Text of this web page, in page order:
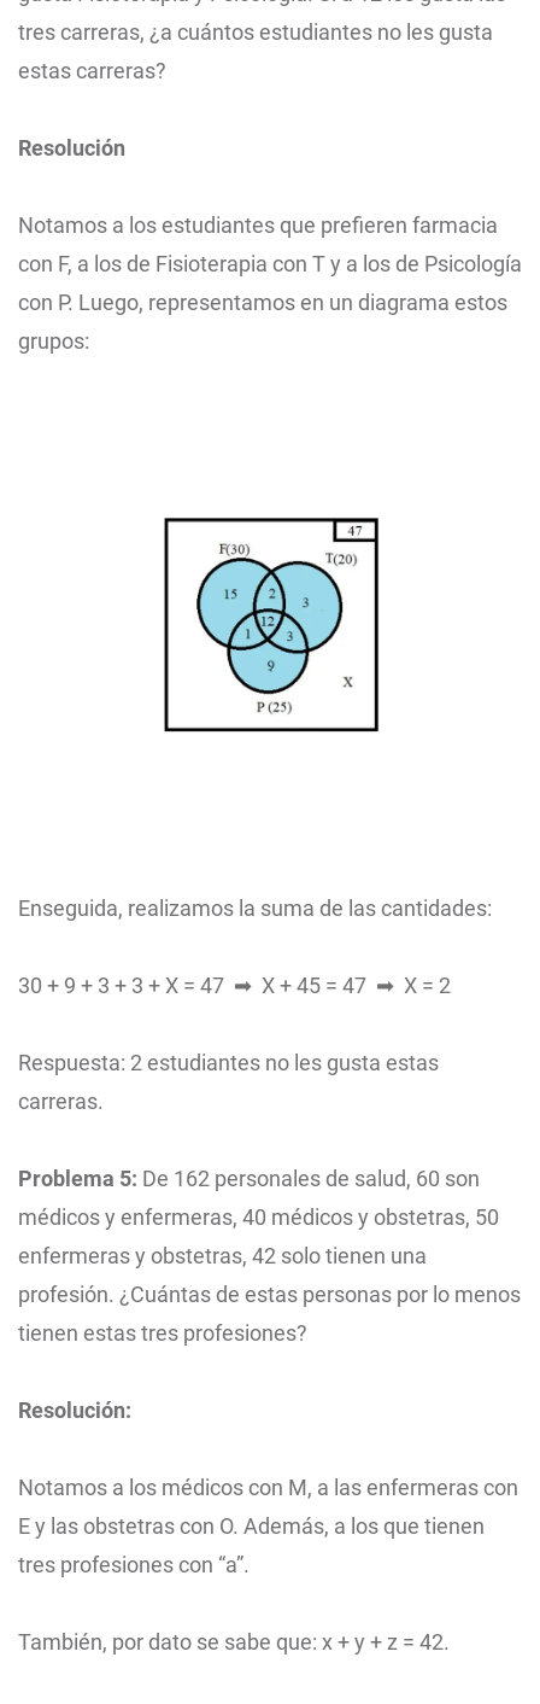
tres carreras, ¿a cuántos estudiantes no les gusta
estas carreras?
Resolución
Notamos a los estudiantes que prefieren farmacia
con F, a los de Fisioterapia con T y a los de Psicología
con P. Luego, representamos en un diagrama estos
grupos:
Enseguida, realizamos la suma de las cantidades:
30 + 9 + 3 + 3 + X = 47 ➡ X + 45 = 47 ➡ X = 2
Respuesta: 2 estudiantes no les gusta estas
carreras.
Problema 5: De 162 personales de salud, 60 son
médicos y enfermeras, 40 médicos y obstetras, 50
enfermeras y obstetras, 42 solo tienen una
profesión. ¿Cuántas de estas personas por lo menos
tienen estas tres profesiones?
Resolución:
Notamos a los médicos con M, a las enfermeras con
E y las obstetras con O. Además, a los que tienen
tres profesiones con “a”.
También, por dato se sabe que: x + y + z = 42.